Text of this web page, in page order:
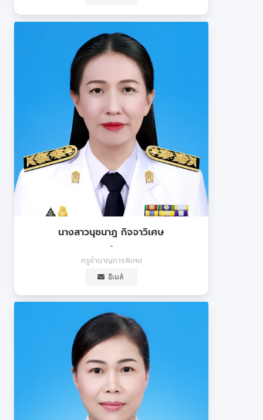
นางสาวนุชนาฎ กิจจาวิเศษ
-
ครูชำนาญการพิเศษ
อีเมล์